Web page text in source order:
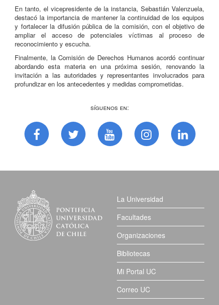
En tanto, el vicepresidente de la instancia, Sebastián Valenzuela,
destacó la importancia de mantener la continuidad de los equipos
y fortalecer la difusión pública de la comisión, con el objetivo de
ampliar el acceso de potenciales víctimas al proceso de
reconocimiento y escucha.
Finalmente, la Comisión de Derechos Humanos acordó continuar
abordando esta materia en una próxima sesión, renovando la
invitación a las autoridades y representantes involucrados para
profundizar en los antecedentes y medidas comprometidas.
Síguenos en:
La Universidad
Facultades
Organizaciones
Bibliotecas
Mi Portal UC
Correo UC